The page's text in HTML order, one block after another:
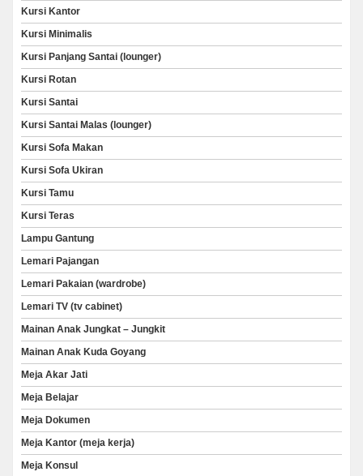
Kursi Kantor
Kursi Minimalis
Kursi Panjang Santai (lounger)
Kursi Rotan
Kursi Santai
Kursi Santai Malas (lounger)
Kursi Sofa Makan
Kursi Sofa Ukiran
Kursi Tamu
Kursi Teras
Lampu Gantung
Lemari Pajangan
Lemari Pakaian (wardrobe)
Lemari TV (tv cabinet)
Mainan Anak Jungkat – Jungkit
Mainan Anak Kuda Goyang
Meja Akar Jati
Meja Belajar
Meja Dokumen
Meja Kantor (meja kerja)
Meja Konsul